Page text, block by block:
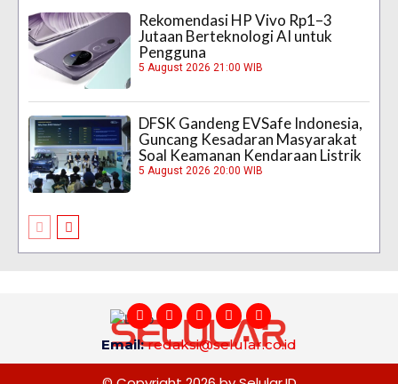
Rekomendasi HP Vivo Rp1–3
Jutaan Berteknologi AI untuk
Pengguna
5 August 2026 21:00 WIB
DFSK Gandeng EVSafe Indonesia,
Guncang Kesadaran Masyarakat
Soal Keamanan Kendaraan Listrik
5 August 2026 20:00 WIB
Email:redaksi@selular.co.id